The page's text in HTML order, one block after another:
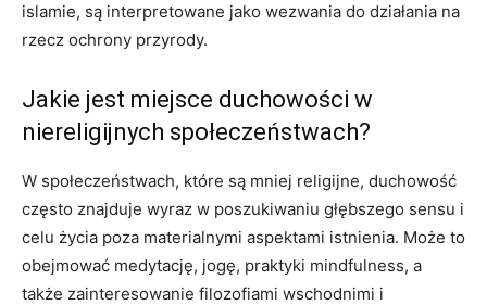
islamie, są interpretowane jako wezwania do działania na
rzecz ochrony przyrody.
Jakie jest miejsce duchowości w
niereligijnych społeczeństwach?
W społeczeństwach, które są mniej religijne, duchowość
często znajduje wyraz w poszukiwaniu głębszego sensu i
celu życia poza materialnymi aspektami istnienia. Może to
obejmować medytację, jogę, praktyki mindfulness, a
także zainteresowanie filozofiami wschodnimi i